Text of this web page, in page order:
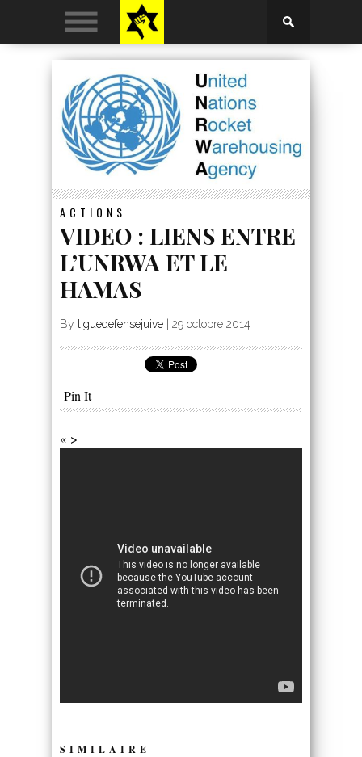
ACTIONS
VIDEO : LIENS ENTRE
L’UNRWA ET LE
HAMAS
By liguedefensejuive 29 octobre 2014
Pin It
« >
SIMILAIRE